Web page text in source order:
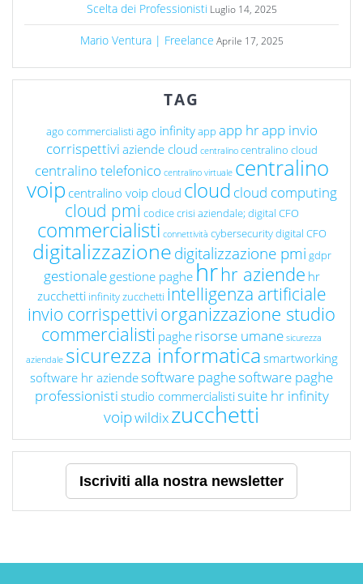
Scelta dei Professionisti Luglio 14, 2025
Mario Ventura | Freelance Aprile 17, 2025
TAG
ago commercialisti ago infinityapp app hrapp invio
corrispettivi aziende cloud centralino centralino cloud
centralino telefonico centralino virtuale centralino
voip centralino voip cloud cloud cloud computing
cloud pmi codice crisi aziendale; digital CFO
commercialisti connettività cybersecuritydigital CFO
digitalizzazionedigitalizzazione pmi gdpr
gestionale gestione paghe hrhr aziende hr
zucchetti infinity zucchetti intelligenza artificiale
invio corrispettivi organizzazione studio
commercialisti paghe risorse umane sicurezza
aziendale sicurezza informatica smartworking
software hr aziendesoftware paghesoftware paghe
professionisti studio commercialisti suite hr infinity
voipwildixzucchetti
Iscriviti alla nostra newsletter